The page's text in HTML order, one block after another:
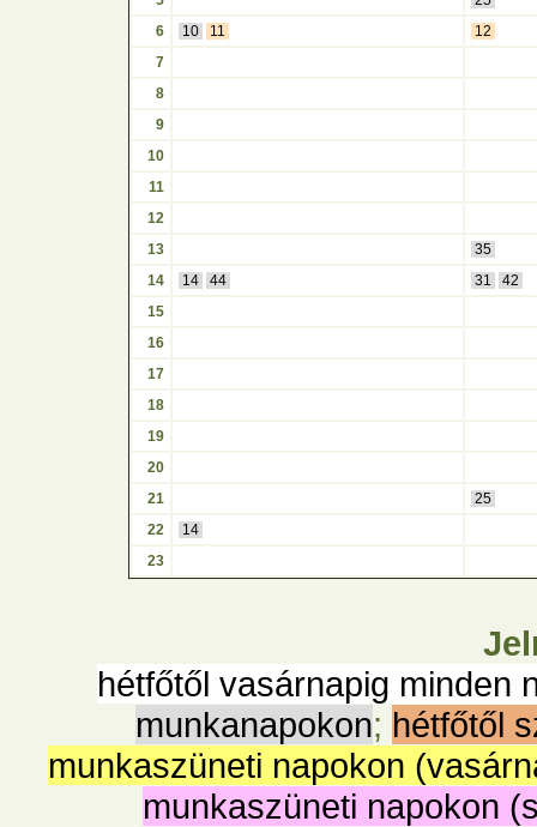
6
10 11
12
7
8
9
10
11
12
13
35
14
14 44 31
42
15
16
17
18
19
20
21
25
22
14
23
hétfőtől vasárnapig minden
munkanapokon; hétfőtől
munkaszüneti napokon
munkaszüneti napokon